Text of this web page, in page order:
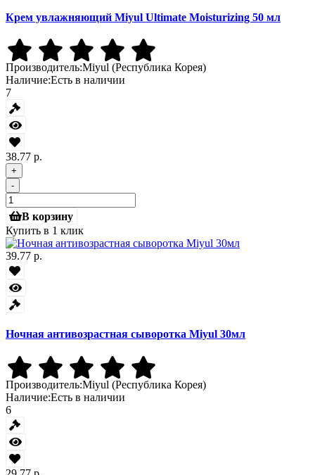
Крем увлажняющий Miyul Ultimate Moisturizing 50 мл
Производитель:Miyul (Республика Корея)
Наличие:Есть в наличии
7
38.77 р.
+
-
В корзину
Купить в 1 клик
39.77 р.
Ночная антивозрастная сыворотка Miyul 30мл
Производитель:Miyul (Республика Корея)
Наличие:Есть в наличии
6